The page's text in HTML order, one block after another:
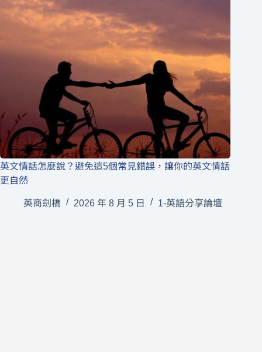
英文情話怎麼說？避免這5個常見錯誤，讓你的英文情話
更自然
英商劍橋 2026 年 8 月 5 日 1-英語分享論壇